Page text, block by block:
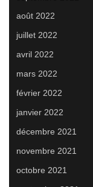
août 2022
juillet 2022
avril 2022
mars 2022
février 2022
janvier 2022
décembre 2021
novembre 2021
octobre 2021